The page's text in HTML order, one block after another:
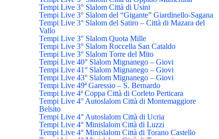
Tempi Live 3° Slalom Città di Usini
Tempi Live 3° Slalom del “Gigante” Giardinello-Sagana
Tempi Live 3° Slalom del Satiro – Città di Mazara del
Vallo
Tempi Live 3° Slalom Quota Mille
Tempi Live 3° Slalom Roccella San Cataldo
Tempi Live 3° Slalom Torre del Mito
Tempi Live 40° Slalom Mignanego – Giovi
Tempi Live 41° Slalom Mignanego – Giovi
Tempi Live 43° Slalom Mignanego – Giovi
Tempi Live 49ª Garessio – S. Bernardo
Tempi Live 4ª Coppa Città di Corleto Perticara
Tempi Live 4° Autoslalom Città di Montemaggiore
Belsito
Tempi Live 4° Autoslalom Città di Ucria
Tempi Live 4° Minislalom Città di Luzzi
Tempi Live 4° Minislalom Città di Torano Castello